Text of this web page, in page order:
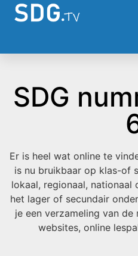
SDG
Er is heel wat online te
is nu bruikbaar op klas-of
lokaal, regionaal,
het lager of secundair
je een verzameling van de
websites, online